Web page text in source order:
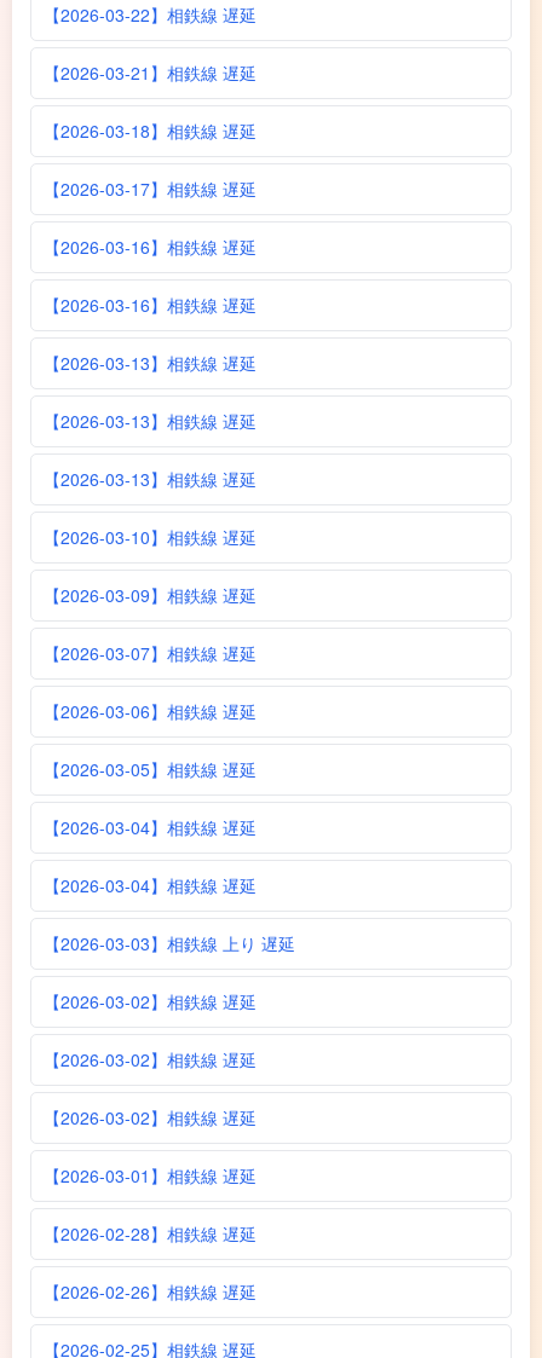
【2026-03-22】相鉄線 遅延
【2026-03-21】相鉄線 遅延
【2026-03-18】相鉄線 遅延
【2026-03-17】相鉄線 遅延
【2026-03-16】相鉄線 遅延
【2026-03-16】相鉄線 遅延
【2026-03-13】相鉄線 遅延
【2026-03-13】相鉄線 遅延
【2026-03-13】相鉄線 遅延
【2026-03-10】相鉄線 遅延
【2026-03-09】相鉄線 遅延
【2026-03-07】相鉄線 遅延
【2026-03-06】相鉄線 遅延
【2026-03-05】相鉄線 遅延
【2026-03-04】相鉄線 遅延
【2026-03-04】相鉄線 遅延
【2026-03-03】相鉄線 上り 遅延
【2026-03-02】相鉄線 遅延
【2026-03-02】相鉄線 遅延
【2026-03-02】相鉄線 遅延
【2026-03-01】相鉄線 遅延
【2026-02-28】相鉄線 遅延
【2026-02-26】相鉄線 遅延
【2026-02-25】相鉄線 遅延